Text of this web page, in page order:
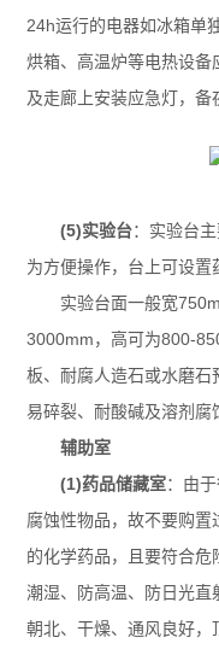
24h运行的电器如冰箱单
烘箱、高温炉等电热设备
及走廊上安装应急灯，备
(5)实验台：实验台
为方便操作，台上可设置
实验台面一般宽
3000mm，高可为800-
板、耐腐人造石或水磨
易碎裂、耐酸碱及溶剂腐
辅助室
(1)药品储藏室：由
腐蚀性物品，故不要购置
的化学药品，且要符合
潮湿、防高温、防日光
朝北、干燥、通风良好，